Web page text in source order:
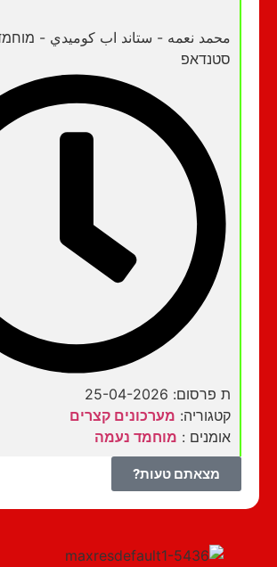
محمد نعمه - ستاند اب كوميدي - מוחמד נעמה
סטנדאפ
ת פרסום: 25-04-2026
קטגוריה:מערכונים קצרים
אומנים :מוחמד נעמה
מצאתם טעות?